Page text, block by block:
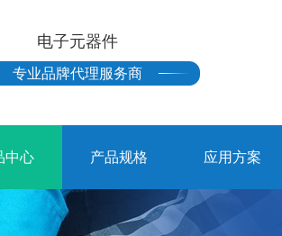
电子元器件
专业品牌代理服务商
中心 产品规格 应用方案